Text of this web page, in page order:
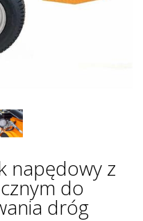
napędowy z
do
dróg